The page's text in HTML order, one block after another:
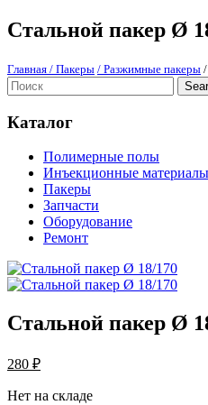
Стальной пакер Ø
Главная / Пакеры / Разжимные пакеры
Каталог
Полимерные полы
Инъекционные материалы
Пакеры
Запчасти
Оборудование
Ремонт
Стальной пакер Ø
280 ₽
Нет на складе